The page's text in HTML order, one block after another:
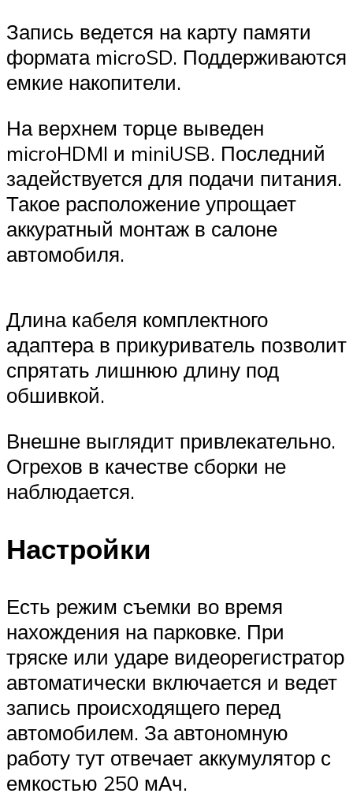
Запись ведется на карту памяти
формата microSD. Поддерживаются
емкие накопители.
На верхнем торце выведен
microHDMI и miniUSB. Последний
задействуется для подачи питания.
Такое расположение упрощает
аккуратный монтаж в салоне
автомобиля.
Длина кабеля комплектного
адаптера в прикуриватель позволит
спрятать лишнюю длину под
обшивкой.
Внешне выглядит привлекательно.
Огрехов в качестве сборки не
наблюдается.
Настройки
Есть режим съемки во время
нахождения на парковке. При
тряске или ударе видеорегистратор
автоматически включается и ведет
запись происходящего перед
автомобилем. За автономную
работу тут отвечает аккумулятор с
емкостью 250 мАч.